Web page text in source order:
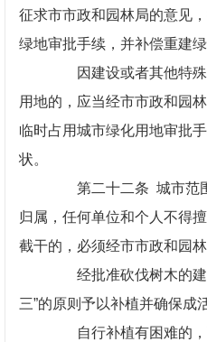
征求市市政和园林局的意见
绿地审批手续，并补偿重建
因建设或者其他特殊
用地的，应当经市市政和园
临时占用城市绿化用地审批
状。
第二十二条 城市范围
归属，任何单位和个人不得
截干的，必须经市市政和园林
经批准砍伐树木的建
三”的原则予以补植并确保成
自行补植有困难的，